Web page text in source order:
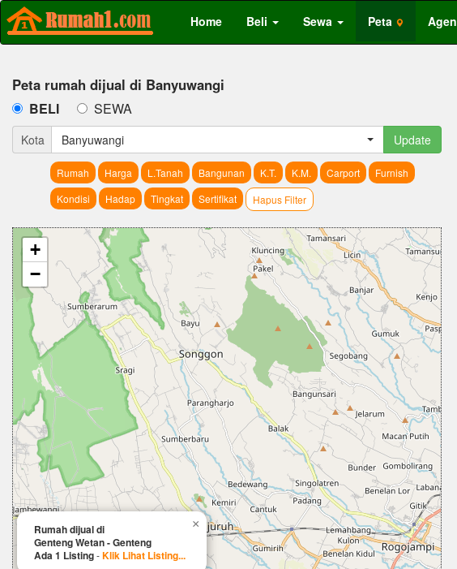
Home Beli Sewa Peta Agen
Peta rumah dijual di Banyuwangi
BELI SEWA
Kota Banyuwangi Update
Rumah Harga L.Tanah Bangunan K.T. K.M. Carport
Furnish
Kondisi
Hadap Tingkat Sertifikat Hapus Filter
Rumah dijual di
Genteng Wetan - Genteng
Ada 1 Listing-Klik Lihat Listing...
×
+
−